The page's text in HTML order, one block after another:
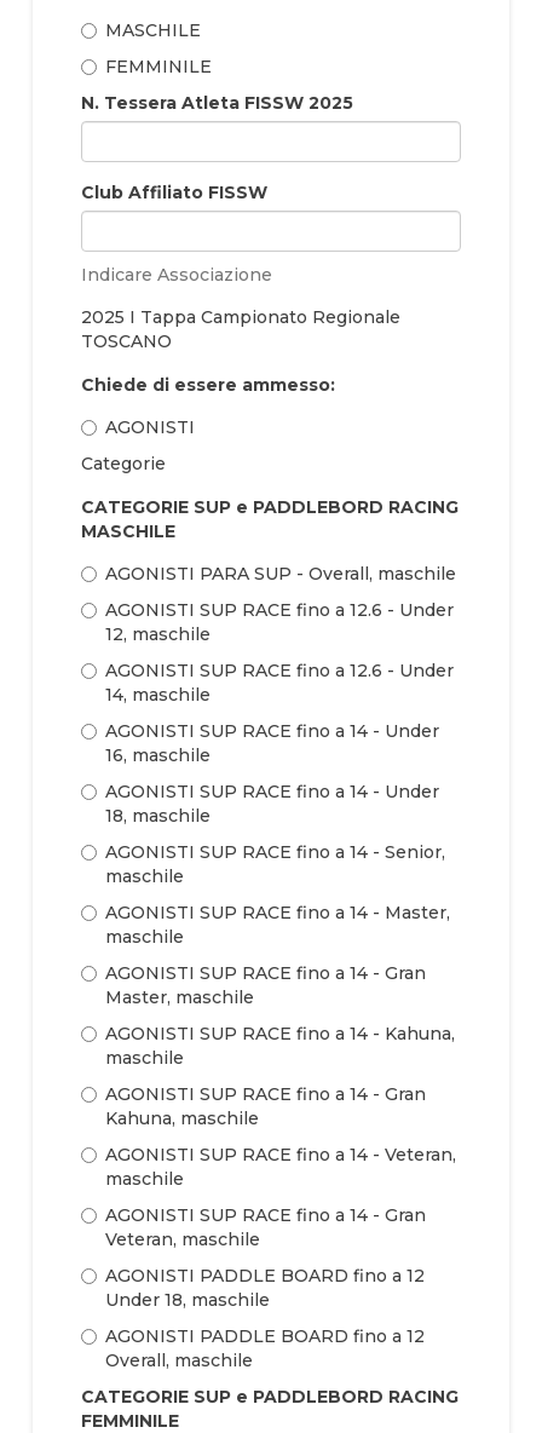
MASCHILE
FEMMINILE
N. Tessera Atleta FISSW 2025
Club Affiliato FISSW
Indicare Associazione
2025 I Tappa Campionato Regionale
TOSCANO
Chiede di essere ammesso:
AGONISTI
Categorie
CATEGORIE SUP e PADDLEBORD RACING
MASCHILE
AGONISTI PARA SUP - Overall, maschile
AGONISTI SUP RACE fino a 12.6 - Under
12, maschile
AGONISTI SUP RACE fino a 12.6 - Under
14, maschile
AGONISTI SUP RACE fino a 14 - Under
16, maschile
AGONISTI SUP RACE fino a 14 - Under
18, maschile
AGONISTI SUP RACE fino a 14 - Senior,
maschile
AGONISTI SUP RACE fino a 14 - Master,
maschile
AGONISTI SUP RACE fino a 14 - Gran
Master, maschile
AGONISTI SUP RACE fino a 14 - Kahuna,
maschile
AGONISTI SUP RACE fino a 14 - Gran
Kahuna, maschile
AGONISTI SUP RACE fino a 14 - Veteran,
maschile
AGONISTI SUP RACE fino a 14 - Gran
Veteran, maschile
AGONISTI PADDLE BOARD fino a 12
Under 18, maschile
AGONISTI PADDLE BOARD fino a 12
Overall, maschile
CATEGORIE SUP e PADDLEBORD RACING
FEMMINILE